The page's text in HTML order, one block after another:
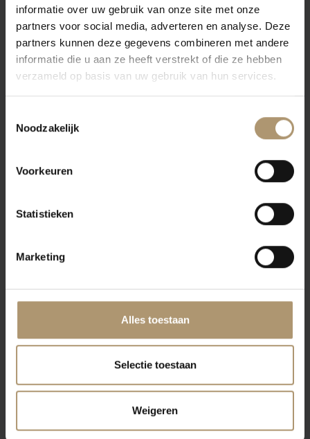
informatie over uw gebruik van onze site met onze
partners voor social media, adverteren en analyse. Deze
partners kunnen deze gegevens combineren met andere
informatie die u aan ze heeft verstrekt of die ze hebben
verzameld op basis van uw gebruik van hun services.
Noodzakelijk
Voorkeuren
Statistieken
Marketing
Alles toestaan
Selectie toestaan
Weigeren
en vruchtbare streek waar het gedurende het jaar warm en droog
is.
Eten & Drinken
Deze rosé is een ideale begeleider van pasta met tomaten- of
Gescheiden vinificatie van de druiven, zachte persing en
omgeving met kort contact met de schil, daarna volgt rijping op
Klantbeoordelingen